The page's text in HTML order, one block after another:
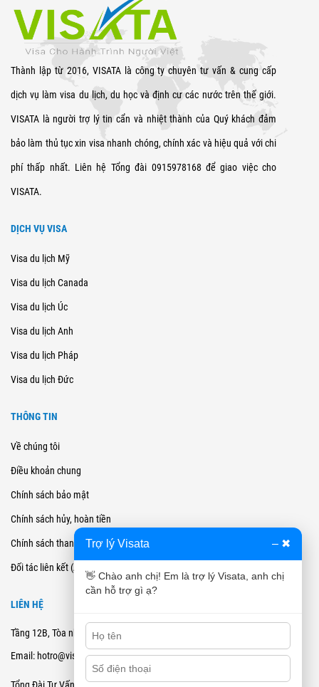
Thành lập từ 2016, VISATA là công ty chuyên tư vấn & cung cấp
dịch vụ làm visa du lịch, du học và định cư các nước trên thế giới.
VISATA là người trợ lý tin cẩn và nhiệt thành của Quý khách đảm
bảo làm thủ tục xin visa nhanh chóng, chính xác và hiệu quả với chi
phí thấp nhất. Liên hệ Tổng đài 0915978168 để giao việc cho
VISATA.
DỊCH VỤ VISA
Visa du lịch Mỹ
Visa du lịch Canada
Visa du lịch Úc
Visa du lịch Anh
Visa du lịch Pháp
Visa du lịch Đức
THÔNG TIN
Về chúng tôi
Điều khoản chung
Chính sách bảo mật
Chính sách hủy, hoàn tiền
Chính sách thanh toán
Đối tác liên kết (Affiliate)
LIÊN HỆ
Tầng 12B, Tòa nhà Cienco4 - 180 Nguyễn Thị Minh Khai, Quận 3, TPHCM
Email: hotro@visata.vn
0915978168
Trợ lý Visata – ✖
👋 Chào anh chị! Em là trợ lý Visata, anh chị
cần hỗ trợ gì ạ?